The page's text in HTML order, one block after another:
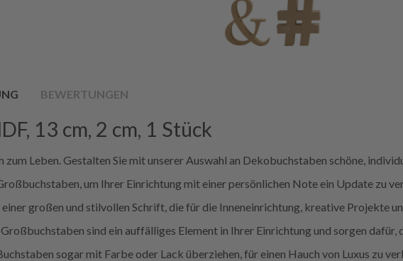
BEWERTUNGEN
13 cm, 2 cm, 1 Stück
zum Leben. Gestalten Sie mit unserer Auswahl an Dekobuchstaben schöne,
um Ihrer Einrichtung mit einer persönlichen Note ein Update zu
großen und stilvollen Schrift, die für die Inneneinrichtung, kreative Projekte
sind ein auffälliges Element in Ihrer Einrichtung und sorgen dafür,
sogar mit Farbe oder Lack überziehen, für einen Hauch von Luxus zu